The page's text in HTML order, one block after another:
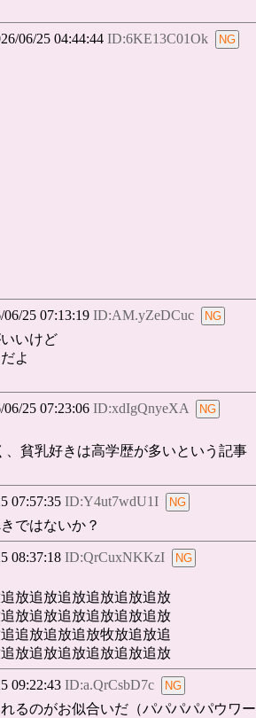
06/25 04:44:44 ID:6KE13C01Ok
25 07:13:19 ID:AM.yZeDCuc
いけど
よ
25 07:23:06 ID:xdIgQnyeXA
、貧乳好きは高学歴が多いという記事
07:57:35 ID:Y4ut7wdU1I
ではないか？
08:37:18 ID:QrCuxNKKzI
放追放追放追放追放追放
放追放追放追放追放追放
追放追放追放牧放追放追
放追放追放追放追放追放
09:22:43 ID:a.QrCsbD7c
るのがお似合いだ（パパパパパウワー